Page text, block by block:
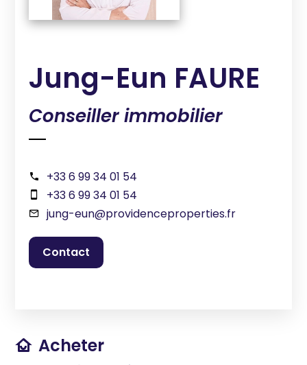
Jung-Eun FAURE
Conseiller immobilier
+33 6 99 34 01 54
+33 6 99 34 01 54
jung-eun@providenceproperties.fr
contact
Acheter